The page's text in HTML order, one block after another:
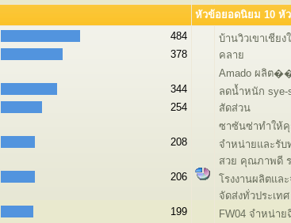
หัวข้อยอดนิยม 10 หั
484
378
344
254
208
206
199
บ้านวิวเขาเชีย
คลาย
Amado ผลิต
ลดน้ำหนัก sye-
สัดส่วน
ซาซันซ่าทำให้
จำหน่ายและรับ
สวย คุณภาพดี ร
โรงงานผลิตแล
จัดส่งทั่วประเทศ
FW04 จำหน่าย